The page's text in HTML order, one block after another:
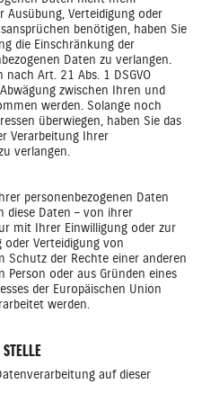
Ausübung, Verteidigung oder
benötigen, haben Sie
die Einschränkung der
Daten zu verlangen.
Art. 21 Abs. 1 DSGVO
zwischen Ihren und
werden. Solange noch
überwiegen, haben Sie das
Verarbeitung Ihrer
verlangen.
personenbezogenen Daten
diese Daten – von ihrer
mit Ihrer Einwilligung oder zur
oder Verteidigung von
Schutz der Rechte einer anderen
oder aus Gründen eines
der Europäischen Union
werden.
auf dieser